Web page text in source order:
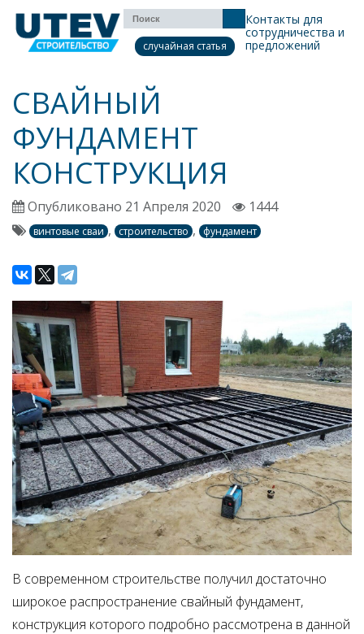
случайная статья
Контакты для
сотрудничества и
предложений
СВАЙНЫЙ
ФУНДАМЕНТ
КОНСТРУКЦИЯ
Опубликовано 21 Апреля 2020 1444
винтовые сваи , строительство , фундамент
В современном строительстве получил достаточно
широкое распространение свайный фундамент,
конструкция которого подробно рассмотрена в данной